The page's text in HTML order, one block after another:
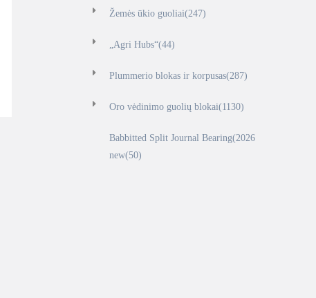
Žemės ūkio guoliai(247)
„Agri Hubs“(44)
Plummerio blokas ir korpusas(287)
Oro vėdinimo guolių blokai(1130)
Babbitted Split Journal Bearing(2026
new(50)